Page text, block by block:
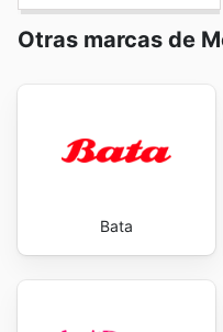
geográfica
sitio web oficial de
Otras marcas de
Bata